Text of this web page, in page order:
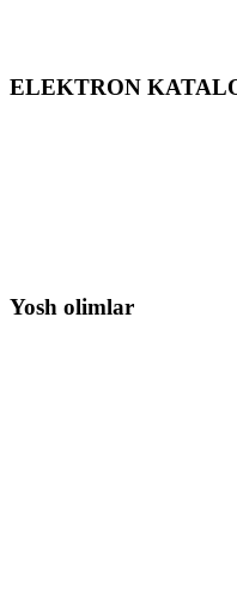
ELEKTRON
Yosh olimlar